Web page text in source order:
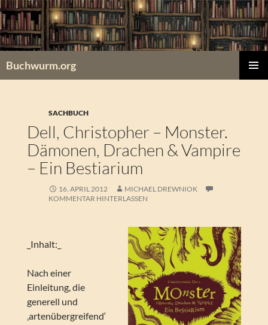
Zum
Inhalt
springen
Buchwurm.org
SACHBUCH
Dell, Christopher – Monster.
Dämonen, Drachen & Vampire
– Ein Bestiarium
16. APRIL 2012
MICHAEL DREWNIOK
KOMMENTAR HINTERLASSEN
_Inhalt:_
Nach einer
Einleitung, die
generell und
‚artenübergreifend‘